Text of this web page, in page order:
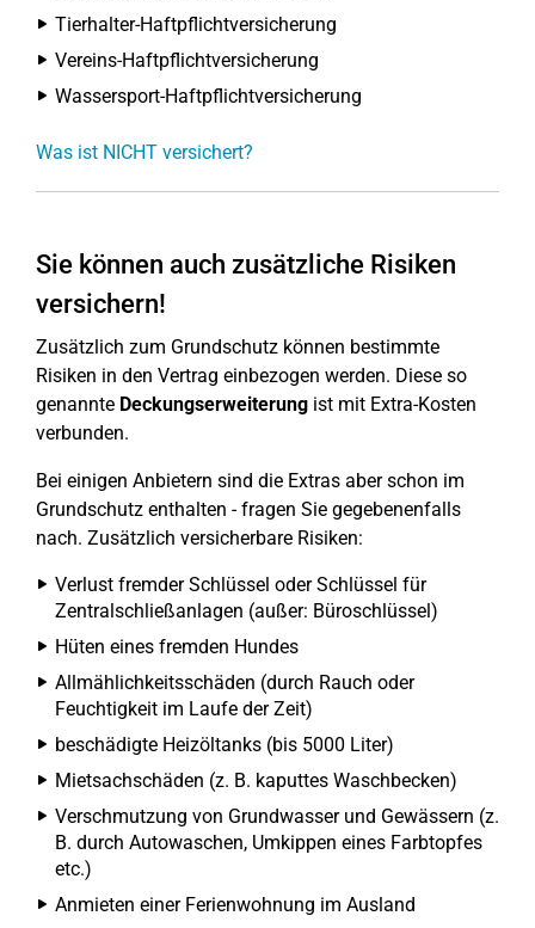
Tierhalter-Haftpflichtversicherung
Vereins-Haftpflichtversicherung
Wassersport-Haftpflichtversicherung
Was ist NICHT versichert?
Sie können auch zusätzliche Risiken
versichern!
Zusätzlich zum Grundschutz können bestimmte
Risiken in den Vertrag einbezogen werden. Diese so
genannte Deckungserweiterung ist mit Extra-Kosten
verbunden.
Bei einigen Anbietern sind die Extras aber schon im
Grundschutz enthalten - fragen Sie gegebenenfalls
nach. Zusätzlich versicherbare Risiken:
Verlust fremder Schlüssel oder Schlüssel für
Zentralschließanlagen (außer: Büroschlüssel)
Hüten eines fremden Hundes
Allmählichkeitsschäden (durch Rauch oder
Feuchtigkeit im Laufe der Zeit)
beschädigte Heizöltanks (bis 5000 Liter)
Mietsachschäden (z. B. kaputtes Waschbecken)
Verschmutzung von Grundwasser und Gewässern (z.
B. durch Autowaschen, Umkippen eines Farbtopfes
etc.)
Anmieten einer Ferienwohnung im Ausland